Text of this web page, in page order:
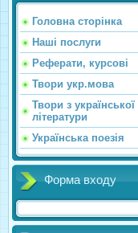
Головна сторінка
Наші послуги
Реферати, курсові
Твори укр.мова
Твори з української
літератури
Українська поезія
Форма входу